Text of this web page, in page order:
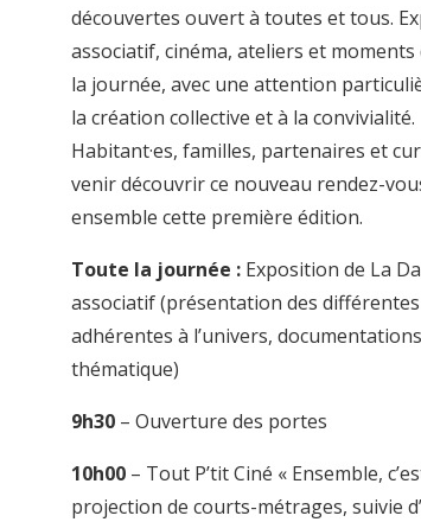
découvertes ouvert à toutes et tous.
associatif, cinéma, ateliers et
la journée, avec une attention
la création collective et à la convivialité.
Habitant·es, familles, partenaires et
venir découvrir ce nouveau rendez-
ensemble cette première édition.
Toute la journée : Exposition de La
associatif (présentation des
adhérentes à l’univers,
thématique)
9h30 – Ouverture des portes
10h00 – Tout P’tit Ciné « Ensemble,
projection de courts-métrages, suivie